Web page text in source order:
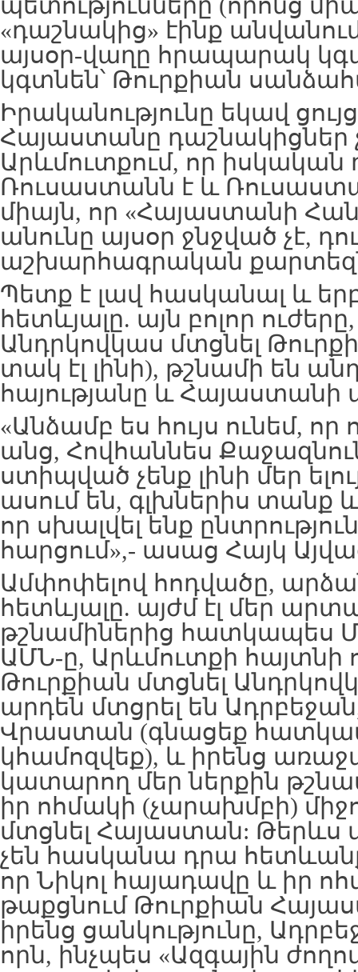
պետությունները (որոնց
«դաշնակից» էինք
այսօր-վաղը հրապարակ
կգտնեն՝ Թուրքիան
Իրականությունը եկավ
Հայաստանը դաշնակիցներ
Արևմուտքում, որ իսկական
Ռուսաստանն է և
միայն, որ «Հայաստանի
անունը այսօր ջնջված չէ,
աշխարհագրական
Պետք է լավ հասկանալ և
հետևյալը. այն բոլոր
Անդրկովկաս մտցնել
տակ էլ լինի), թշնամի են
հայությանը և Հայաստանի
«Անձամբ ես հույս ունեմ,
անց, Հովհաննես
ստիպված չենք լինի մեր
ասում են, գլխներիս տանք
որ սխալվել ենք
հարցում»,- ասաց Հայկ
Ամփոփելով հոդվածը,
հետևյալը. այժմ էլ մեր
թշնամիներից հատկապես
ԱՄՆ-ը, Արևմուտքի հայտնի
Թուրքիան մտցնել
արդեն մտցրել են
Վրաստան (գնացեք
կհամոզվեք), և իրենց
կատարող մեր ներքին
իր ոհմակի (չարախմբի)
մտցնել Հայաստան: Թերևս
չեն հասկանա դրա
որ Նիկոլ հայադավը և իր
թաքցնում Թուրքիան
իրենց ցանկությունը,
որն, ինչպես «Ազգային